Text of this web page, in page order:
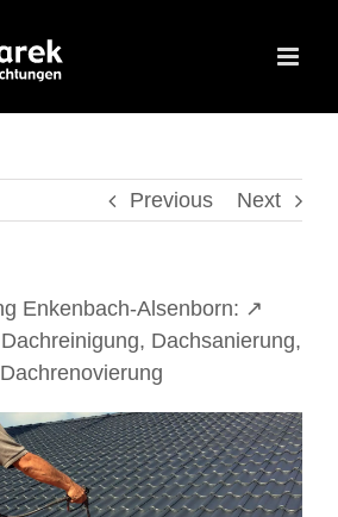
Previous Next
Enkenbach-Alsenborn: ↗️
Dachsanierung,